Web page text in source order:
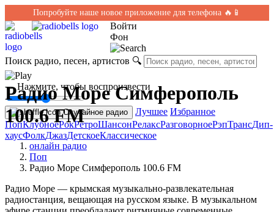
Попробуйте наше новое приложение для телефона 🔥📱
Войти
Фон
Поиск радио, песен, артистов 🔍
← Нажмите, чтобы воспроизвести
Случайное радио Лучшее Избранное
ПопКлубноеРокРетроШансонРелаксРазговорноеРэпТрансДип-
хаусФолкДжазДетскоеКлассическое
Радио Море Симферополь
100.6 FM
онлайн радио
Поп
Радио Море Симферополь 100.6 FM
Радио Море — крымская музыкально-развлекательная
радиостанция, вещающая на русском языке. В музыкальном